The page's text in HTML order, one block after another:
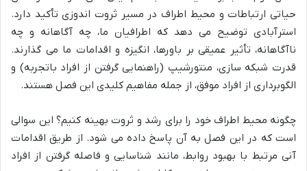
حیاتی ارتباطات و محیط اطراف در مسیر ثروت اندوزی تأکید دارد.
استرآبادی توضیح می دهد که اطرافیان ما، چه آگاهانه و چه
ناآگاهانه، تأثیر عمیقی بر باورها، انگیزه و اقدامات ما می گذارند.
قدرت شبکه سازی، منتورشیپ (راهنمایی گرفتن از افراد باتجربه) و
الگوبرداری از افراد موفق، از جمله مفاهیم کلیدی این فصل هستند.
چگونه محیط اطراف خود را برای رشد و ثروت بهینه کنیم؟ این سوالی
است که در این فصل به آن پاسخ داده می شود. از طریق اقدامات
آنی مرتبط با بهبود روابط، مانند شناسایی و فاصله گرفتن از افراد